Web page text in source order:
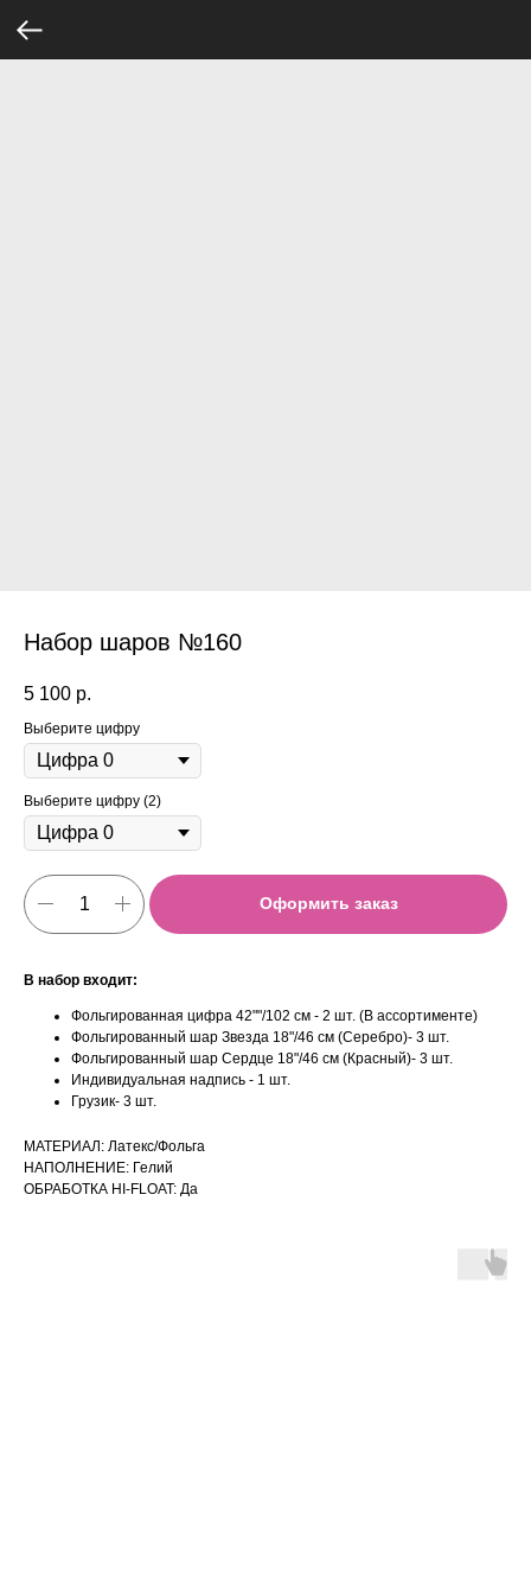
Набор шаров №160
5 100 р.
Выберите цифру
Выберите цифру (2)
Оформить заказ
В набор входит:
Фольгированная цифра 42""/102 см - 2 шт. (В ассортименте)
Фольгированный шар Звезда 18"/46 см (Серебро)- 3 шт.
Фольгированный шар Сердце 18"/46 см (Красный)- 3 шт.
Индивидуальная надпись - 1 шт.
Грузик- 3 шт.
МАТЕРИАЛ: Латекс/Фольга
НАПОЛНЕНИЕ: Гелий
ОБРАБОТКА HI-FLOAT: Да